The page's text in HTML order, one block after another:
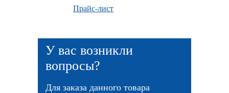
Прайс-лист
У вас возникли
вопросы?
Для заказа данного товара